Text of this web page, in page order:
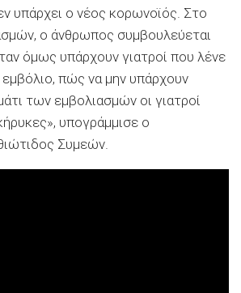
υπάρχει ο νέος κορωνοϊός. Στο
ο άνθρωπος συμβουλεύεται
όμως υπάρχουν γιατροί που λένε
εμβόλιο, πώς να μην υπάρχουν
των εμβολιασμών οι γιατροί
υπογράμμισε ο
Συμεών.